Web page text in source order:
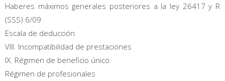
Haberes máximos generales posteriores a la ley 26417 y R
(SSS) 6/09
Escala de deducción
VIII. Incompatibilidad de prestaciones
IX. Régimen de beneficio único
Régimen de profesionales